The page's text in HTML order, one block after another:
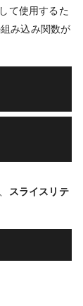
て使用するた
み込み関数が
スライスリテ